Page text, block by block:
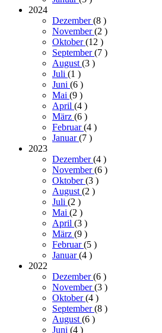
2024
Dezember(8 )
November(2 )
Oktober(12 )
September(7 )
August(3 )
Juli (1 )
Juni (6 )
Mai (9 )
April (4 )
März (6 )
Februar(4 )
Januar(7 )
2023
Dezember(4 )
November(6 )
Oktober(3 )
August(2 )
Juli (2 )
Mai (2 )
April (3 )
März (9 )
Februar(5 )
Januar(4 )
2022
Dezember(6 )
November(3 )
Oktober(4 )
September(8 )
August(6 )
Juni (4 )